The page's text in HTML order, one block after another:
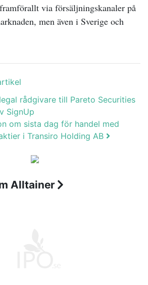
via försäljningskanaler på
men även i Sverige och
rådgivare till Pareto Securities
SignUp
om sista dag för handel med
i Transiro Holding AB
Alltainer